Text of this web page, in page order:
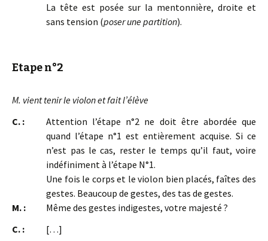
La tête est posée sur la mentonnière, droite et
sans tension (poser une partition).
Etape n°2
M. vient tenir le violon et fait l’élève
C. :
Attention l’étape n°2 ne doit être abordée que
quand l’étape n°1 est entièrement acquise. Si ce
n’est pas le cas, rester le temps qu’il faut, voire
indéfiniment à l’étape N°1.
Une fois le corps et le violon bien placés, faîtes des
gestes. Beaucoup de gestes, des tas de gestes.
M. :
Même des gestes indigestes, votre majesté ?
C. :
[…]